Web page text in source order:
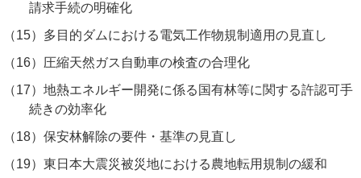
請求手続の明確化
（15） 多目的ダムにおける電気工作物規制適用の見直し
（16） 圧縮天然ガス自動車の検査の合理化
（17） 地熱エネルギー開発に係る国有林等に関する許認可手
続きの効率化
（18） 保安林解除の要件・基準の見直し
（19） 東日本大震災被災地における農地転用規制の緩和